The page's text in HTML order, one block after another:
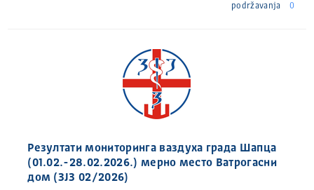
podržavanja
0
Резултати мониторинга ваздуха града Шапца
(01.02.-28.02.2026.) мерно место Ватрогасни
дом (ЗЈЗ 02/2026)